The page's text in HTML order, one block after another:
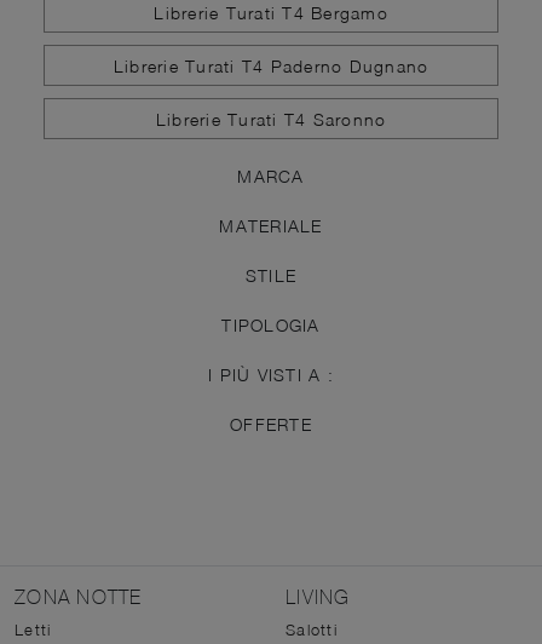
Librerie Turati T4 Bergamo
Librerie Turati T4 Paderno Dugnano
Librerie Turati T4 Saronno
MARCA
MATERIALE
STILE
TIPOLOGIA
I PIÙ VISTI A :
OFFERTE
ZONA NOTTE
Letti
LIVING
Salotti